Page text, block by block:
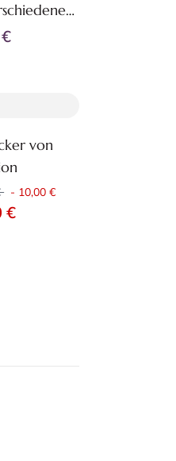
von
- 10,00 €
€